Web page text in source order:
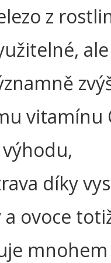
z
vitamínu
díky
ovoce
mnohem